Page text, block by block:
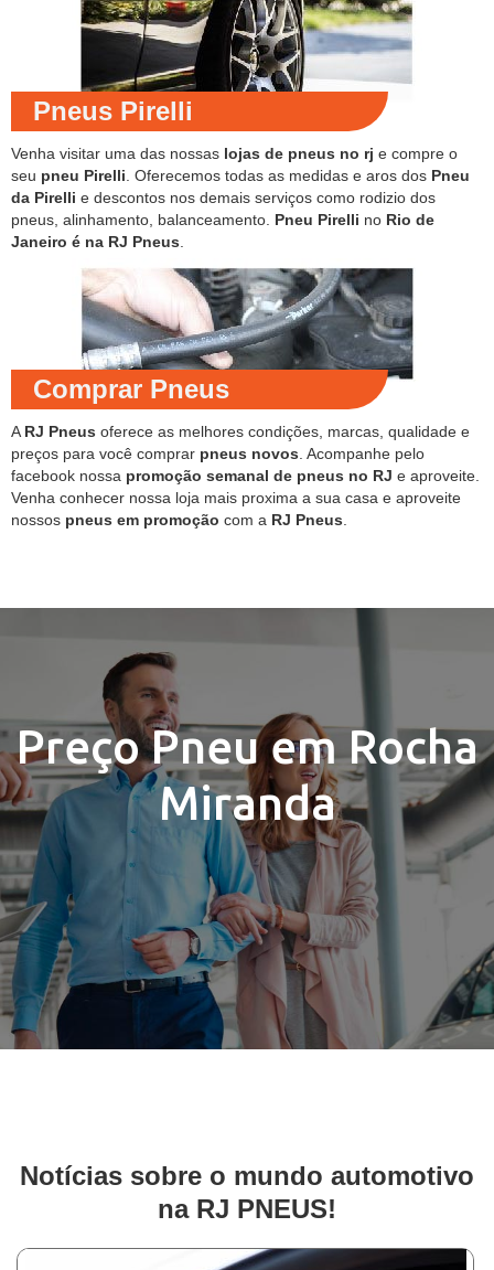
Pneus Pirelli
Venha visitar uma das nossas lojas de pneus no rj e compre o
seu pneu Pirelli . Oferecemos todas as medidas e aros dos Pneu
da Pirelli e descontos nos demais serviços como rodizio dos
pneus, alinhamento, balanceamento. Pneu Pirelli no Rio de
Janeiro é na RJ Pneus
Comprar Pneus
A RJ Pneus oferece as melhores condições, marcas, qualidade e
preços para você comprar pneus novos . Acompanhe pelo
facebook nossa promoção semanal de pneus no RJ e aproveite.
Venha conhecer nossa loja mais proxima a sua casa e aproveite
nossos pneus em promoção com a RJ Pneus
Preço Pneu em Rocha
Miranda
Notícias sobre o mundo automotivo
na RJ PNEUS!